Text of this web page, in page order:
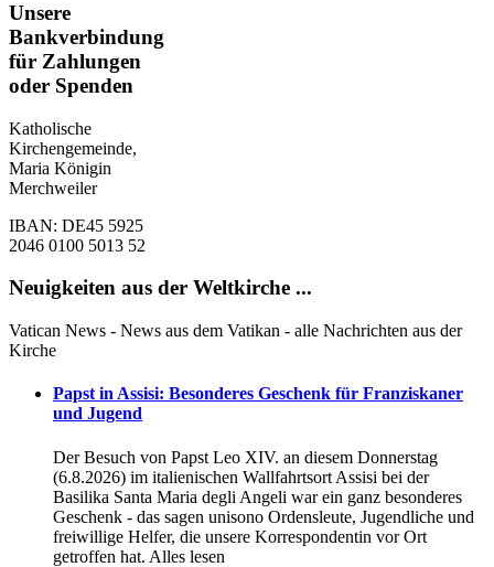
Unsere
Bankverbindung
für Zahlungen
oder Spenden
Katholische
Kirchengemeinde,
Maria Königin
Merchweiler
IBAN: DE45 5925
2046 0100 5013 52
Neuigkeiten aus der Weltkirche ...
Vatican News - News aus dem Vatikan - alle Nachrichten aus der
Kirche
Papst in Assisi: Besonderes Geschenk für Franziskaner
und Jugend
Der Besuch von Papst Leo XIV. an diesem Donnerstag
(6.8.2026) im italienischen Wallfahrtsort Assisi bei der
Basilika Santa Maria degli Angeli war ein ganz besonderes
Geschenk - das sagen unisono Ordensleute, Jugendliche und
freiwillige Helfer, die unsere Korrespondentin vor Ort
getroffen hat. Alles lesen